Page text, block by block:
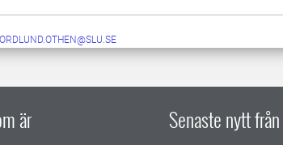
är Senaste nytt från